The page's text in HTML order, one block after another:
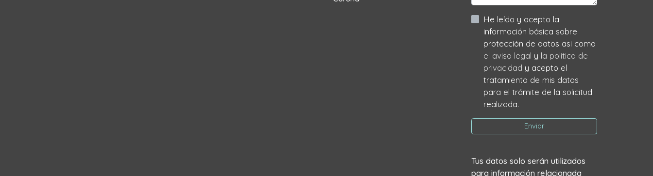
He leído y acepto la
información básica sobre
protección de datos asi como
el aviso legal y la política de
privacidad y acepto el
tratamiento de mis datos
para el trámite de la solicitud
realizada.
Enviar
Tus datos solo serán utilizados
para información relacionada